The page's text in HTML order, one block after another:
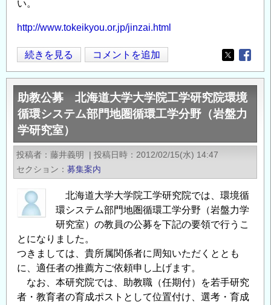
い。
http://www.tokeikyou.or.jp/jinzai.html
「復
興
ま
ち
づ
く
り
人
材
バ
ン
ク」
へ
の、
ま
ち
づ
続きを見る コメントを追加
Opens in
助教公募 北海道大学大学院工学研究院環境
循環システム部門地圏循環工学分野（岩盤力
学研究室）
投稿者 藤井義明 | 投稿日時
2012/02/15(水) 14:47
セクション
募集案内
北海道大学大学院工学研究院では、環境循
環システム部門地圏循環工学分野（岩盤力学
研究室）の教員の公募を下記の要領で行うこ
とになりました。
つきましては、貴所属関係者に周知いただくととも
に、適任者の推薦方ご依頼申し上げます。
なお、本研究院では、助教職（任期付）を若手研究
者・教育者の育成ポストとして位置付け、選考・育成